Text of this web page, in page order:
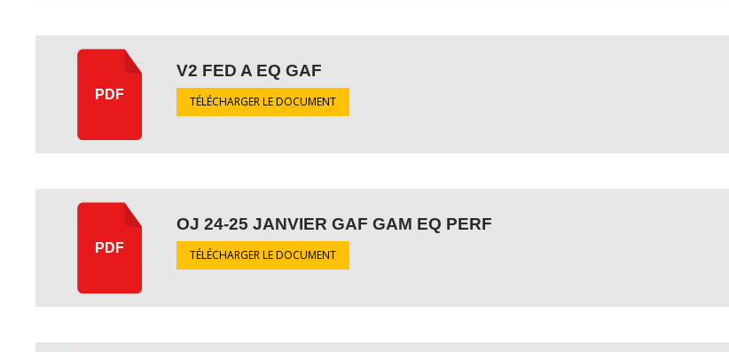
PDF
V2 FED A EQ GAF
TÉLÉCHARGER LE DOCUMENT
PDF
OJ 24-25 JANVIER GAF GAM EQ PERF
TÉLÉCHARGER LE DOCUMENT